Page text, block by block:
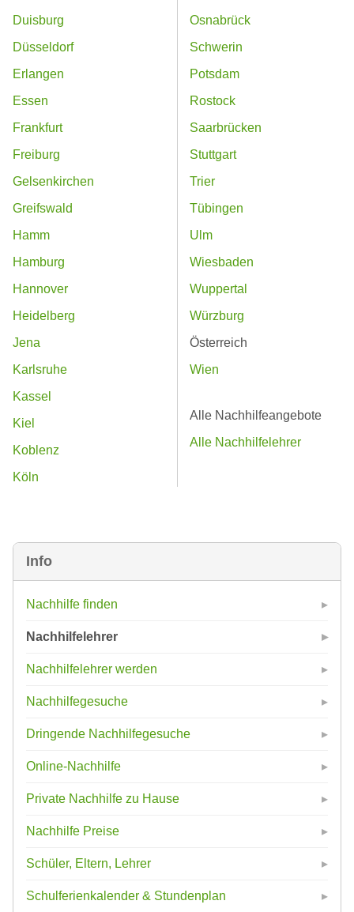
Info
Nachhilfe finden
Nachhilfelehrer
Nachhilfelehrer werden
Nachhilfegesuche
Dringende Nachhilfegesuche
Online-Nachhilfe
Private Nachhilfe zu Hause
Nachhilfe Preise
Schüler, Eltern, Lehrer
Schulferienkalender & Stundenplan
Duisburg
Düsseldorf
Erlangen
Essen
Frankfurt
Freiburg
Gelsenkirchen
Greifswald
Hamm
Hamburg
Hannover
Heidelberg
Jena
Karlsruhe
Kassel
Kiel
Koblenz
Köln
Osnabrück
Schwerin
Potsdam
Rostock
Saarbrücken
Stuttgart
Trier
Tübingen
Ulm
Wiesbaden
Wuppertal
Würzburg
Österreich
Wien
Alle Nachhilfeangebote
Alle Nachhilfelehrer